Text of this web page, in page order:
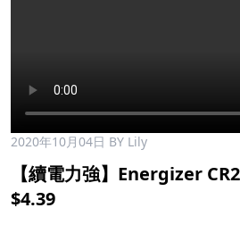
2020年10月04日 BY Lily
【續電力強】Energizer
$4.39